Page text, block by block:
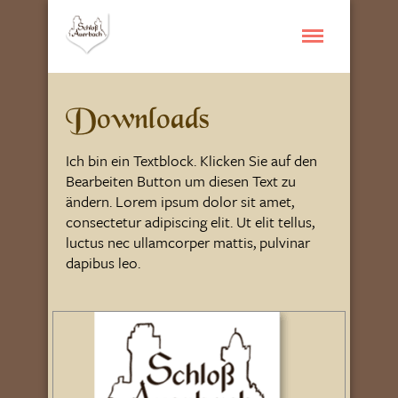
Downloads
Ich bin ein Textblock. Klicken Sie auf den
Bearbeiten Button um diesen Text zu
ändern. Lorem ipsum dolor sit amet,
consectetur adipiscing elit. Ut elit tellus,
luctus nec ullamcorper mattis, pulvinar
dapibus leo.